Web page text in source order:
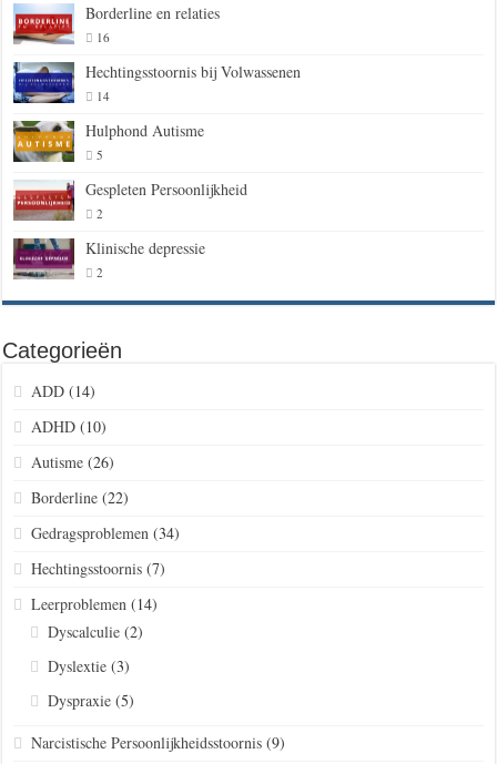
Borderline en relaties
16
Hechtingsstoornis bij Volwassenen
14
Hulphond Autisme
5
Gespleten Persoonlijkheid
2
Klinische depressie
2
Categorieën
ADD(14)
ADHD(10)
Autisme(26)
Borderline(22)
Gedragsproblemen (34)
Hechtingsstoornis(7)
Leerproblemen (14)
Dyscalculie(2)
Dyslextie(3)
Dyspraxie(5)
Narcistische Persoonlijkheidsstoornis(9)